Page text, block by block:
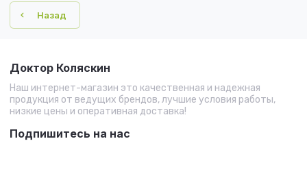
Назад
Доктор Коляскин
Наш интернет-магазин это качественная и надежная
продукция от ведущих брендов, лучшие условия работы,
низкие цены и оперативная доставка!
Подпишитесь на нас